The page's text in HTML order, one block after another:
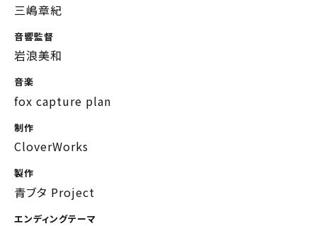
三嶋章紀
音響監督
岩浪美和
音楽
fox capture plan
制作
CloverWorks
製作
青ブタ Project
エンディングテーマ